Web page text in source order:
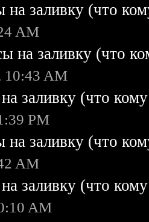
на заливку (что
AM
на заливку (что
10:43 AM
заливку (что
PM
на заливку (что
AM
заливку (что
AM